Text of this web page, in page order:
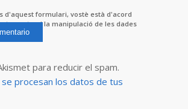
d'aquest formulari, vostè està d'acord
i la manipulació de les dades
web.*
para reducir el spam.
procesan los datos de tus